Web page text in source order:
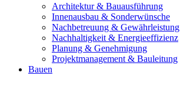
Architektur & Bauausführung
Innenausbau & Sonderwünsche
Nachbetreuung & Gewährleistung
Nachhaltigkeit & Energieeffizienz
Planung & Genehmigung
Projektmanagement & Bauleitung
Bauen